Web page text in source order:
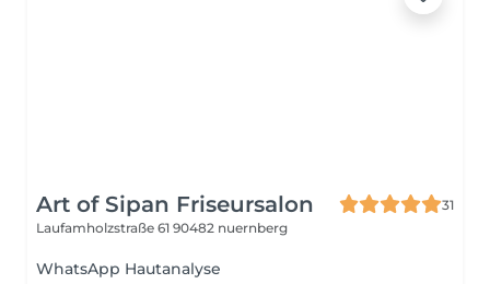
Art of Sipan Friseursalon
31
Laufamholzstraße 61 90482 nuernberg
WhatsApp Hautanalyse